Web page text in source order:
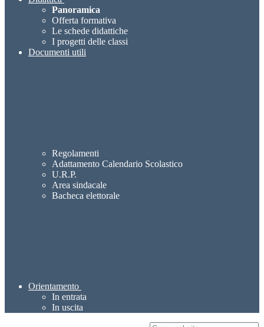
Panoramica
Offerta formativa
Le schede didattiche
I progetti delle classi
Documenti utili
Regolamenti
Adattamento Calendario Scolastico
U.R.P.
Area sindacale
Bacheca elettorale
Orientamento
In entrata
In uscita